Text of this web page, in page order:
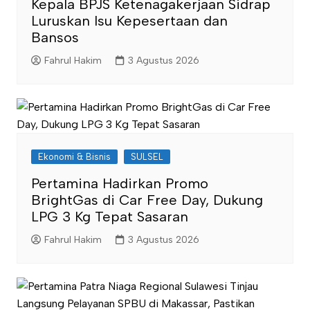
Kepala BPJS Ketenagakerjaan Sidrap
Luruskan Isu Kepesertaan dan
Bansos
Fahrul Hakim 3 Agustus 2026
Ekonomi & Bisnis SULSEL
Pertamina Hadirkan Promo
BrightGas di Car Free Day, Dukung
LPG 3 Kg Tepat Sasaran
Fahrul Hakim 3 Agustus 2026